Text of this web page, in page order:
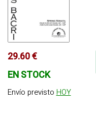
29.60 €
EN STOCK
Envío previsto HOY